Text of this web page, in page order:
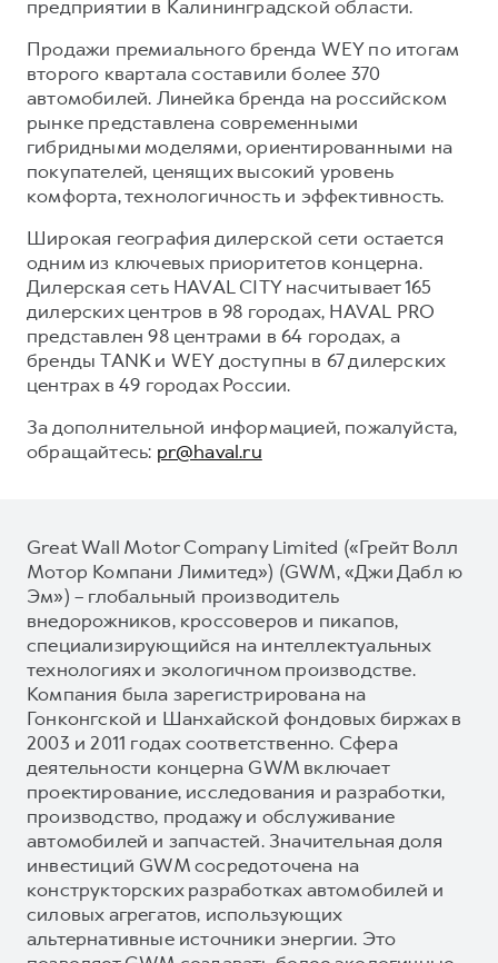
предприятии в Калининградской области.
Продажи премиального бренда WEY по итогам
второго квартала составили более 370
автомобилей. Линейка бренда на российском
рынке представлена современными
гибридными моделями, ориентированными на
покупателей, ценящих высокий уровень
комфорта, технологичность и эффективность.
Широкая география дилерской сети остается
одним из ключевых приоритетов концерна.
Дилерская сеть HAVAL CITY насчитывает 165
дилерских центров в 98 городах, HAVAL PRO
представлен 98 центрами в 64 городах, а
бренды TANK и WEY доступны в 67 дилерских
центрах в 49 городах России.
За дополнительной информацией, пожалуйста,
обращайтесь: pr@haval.ru
Great Wall Motor Company Limited («Грейт Волл
Мотор Компани Лимитед») (GWM, «Джи Дабл ю
Эм») – глобальный производитель
внедорожников, кроссоверов и пикапов,
специализирующийся на интеллектуальных
технологиях и экологичном производстве.
Компания была зарегистрирована на
Гонконгской и Шанхайской фондовых биржах в
2003 и 2011 годах соответственно. Сфера
деятельности концерна GWM включает
проектирование, исследования и разработки,
производство, продажу и обслуживание
автомобилей и запчастей. Значительная доля
инвестиций GWM сосредоточена на
конструкторских разработках автомобилей и
силовых агрегатов, использующих
альтернативные источники энергии. Это